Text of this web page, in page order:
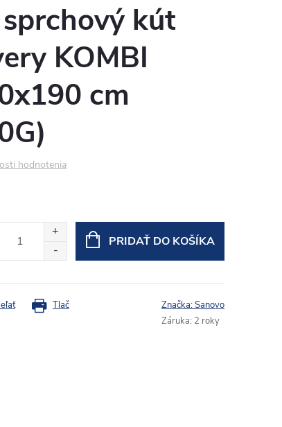
kút
KOMBI
cm
hodnotenia
PRIDAŤ DO KOŠÍKA
Tlač Značka:Sanovo
Záruka: 2 roky